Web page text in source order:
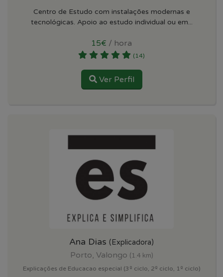
Centro de Estudo com instalações modernas e
tecnológicas. Apoio ao estudo individual ou em...
15€ / hora
(14)
Ver Perfil
Ana Dias (Explicadora)
Porto, Valongo (1.4 km)
Explicações de Educacao especial (3º ciclo, 2º ciclo, 1º ciclo)